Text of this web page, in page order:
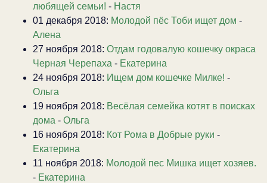
любящей семьи! - Настя
01 декабря 2018: Молодой пёс Тоби ищет дом -
Алена
27 ноября 2018: Отдам годовалую кошечку окраса
Черная Черепаха - Екатерина
24 ноября 2018: Ищем дом кошечке Милке! -
Ольга
19 ноября 2018: Весёлая семейка котят в поисках
дома - Ольга
16 ноября 2018: Кот Рома в Добрые руки -
Екатерина
11 ноября 2018: Молодой пес Мишка ищет хозяев.
- Екатерина